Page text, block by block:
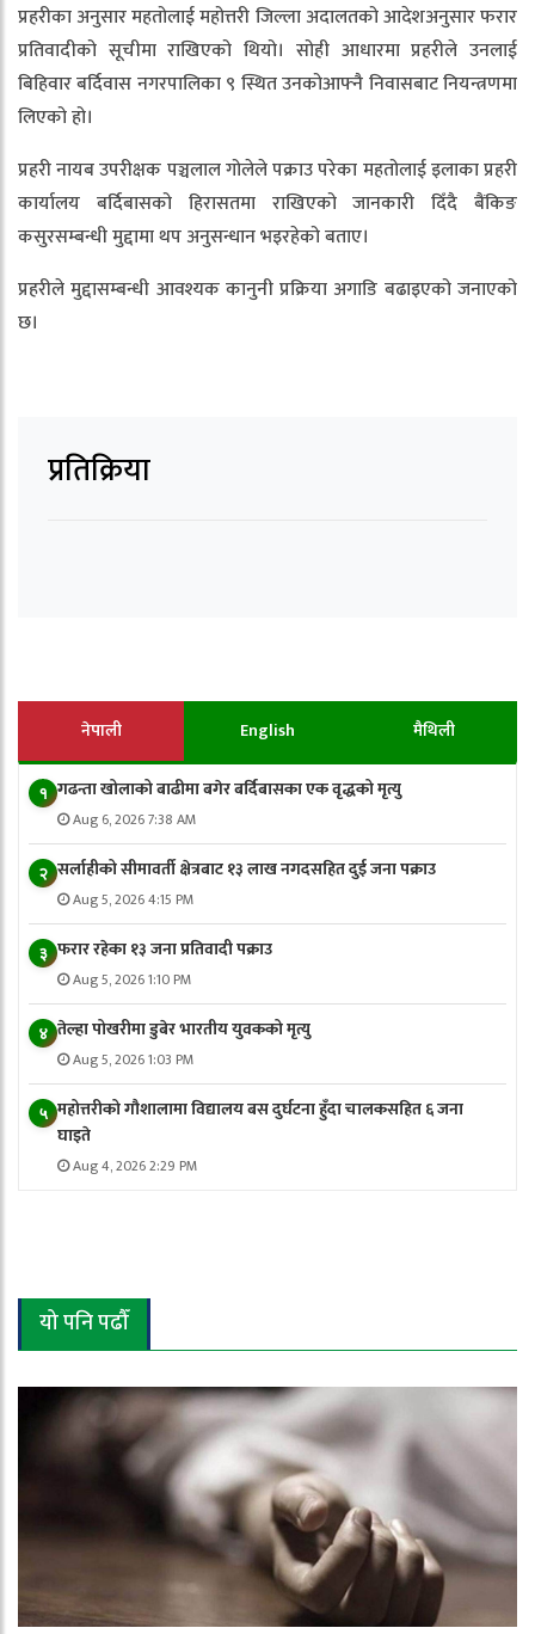
प्रहरीका अनुसार महतोलाई महोत्तरी जिल्ला अदालतको आदेशअनुसार फरार
प्रतिवादीको सूचीमा राखिएको थियो। सोही आधारमा प्रहरीले उनलाई
बिहिवार बर्दिवास नगरपालिका ९ स्थित उनकोआफ्नै निवासबाट नियन्त्रणमा
लिएको हो।
प्रहरी नायब उपरीक्षक पञ्चलाल गोलेले पक्राउ परेका महतोलाई इलाका प्रहरी
कार्यालय बर्दिबासको हिरासतमा राखिएको जानकारी दिँदै बैंकिङ
कसुरसम्बन्धी मुद्दामा थप अनुसन्धान भइरहेको बताए।
प्रहरीले मुद्दासम्बन्धी आवश्यक कानुनी प्रक्रिया अगाडि बढाइएको जनाएको
छ।
प्रतिक्रिया
नेपाली English मैथिली
१ गढन्ता खोलाको बाढीमा बगेर बर्दिबासका एक वृद्धको मृत्यु
Aug 6, 2026 7:38 AM
२ सर्लाहीको सीमावर्ती क्षेत्रबाट १३ लाख नगदसहित दुई जना पक्राउ
Aug 5, 2026 4:15 PM
३ फरार रहेका १३ जना प्रतिवादी पक्राउ
Aug 5, 2026 1:10 PM
४ तेल्हा पोखरीमा डुबेर भारतीय युवकको मृत्यु
Aug 5, 2026 1:03 PM
५ महोत्तरीको गौशालामा विद्यालय बस दुर्घटना हुँदा चालकसहित ६ जना
घाइते
Aug 4, 2026 2:29 PM
यो पनि पढौँ